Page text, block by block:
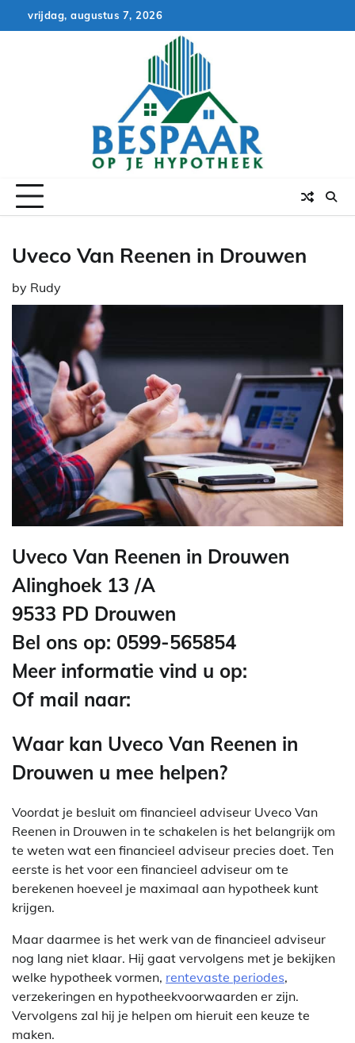
to
vrijdag, augustus 7, 2026
Uveco Van Reenen in Drouwen
by Rudy
Uveco Van Reenen in Drouwen
Alinghoek 13 /A
9533 PD Drouwen
Bel ons op: 0599-565854
Meer informatie vind u op:
Of mail naar:
Waar kan Uveco Van Reenen in
Drouwen u mee helpen?
Voordat je besluit om financieel adviseur Uveco Van
Reenen in Drouwen in te schakelen is het belangrijk om
te weten wat een financieel adviseur precies doet. Ten
eerste is het voor een financieel adviseur om te
berekenen hoeveel je maximaal aan hypotheek kunt
krijgen.
Maar daarmee is het werk van de financieel adviseur
nog lang niet klaar. Hij gaat vervolgens met je bekijken
welke hypotheek vormen, rentevaste periodes,
verzekeringen en hypotheekvoorwaarden er zijn.
Vervolgens zal hij je helpen om hieruit een keuze te
maken.